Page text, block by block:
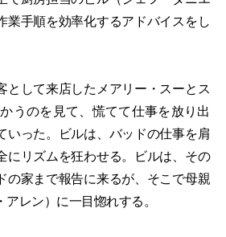
業手順を効率化するアドバイスをし
して来店したメアリー・スーとス
うのを見て、慌てて仕事を放り出
いった。ビルは、バッドの仕事を肩
にリズムを狂わせる。ビルは、その
の家まで報告に来るが、そこで母親
レン）に一目惚れする。